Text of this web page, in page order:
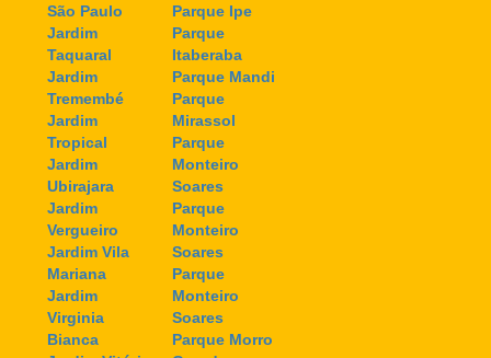
São Paulo
Jardim
Taquaral
Jardim
Tremembé
Jardim
Tropical
Jardim
Ubirajara
Jardim
Vergueiro
Jardim Vila
Mariana
Jardim
Virginia
Bianca
Parque Ipe
Parque
Itaberaba
Parque Mandi
Parque
Mirassol
Parque
Monteiro
Soares
Parque
Monteiro
Soares
Parque
Monteiro
Soares
Parque Morro